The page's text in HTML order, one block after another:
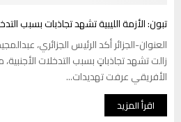
تبون: الأزمة الليبية تشهد تجاذبات بسبب
العنوان-الجزائر أكد الرئيس الجزائري،
زالت تشهد تجاذباتٍ بسبب التدخلات
الأفريقي عرفت تهديدات...
اقرأ المزيد